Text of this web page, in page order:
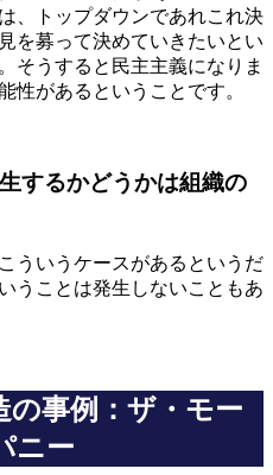
、トップダウンであれこれ決
を募って決めていきたいとい
そうすると民主主義になりま
性があるということです。
するかどうかは組織の
ういうケースがあるというだ
うことは発生しないこともあ
の事例：ザ・モー
ニー